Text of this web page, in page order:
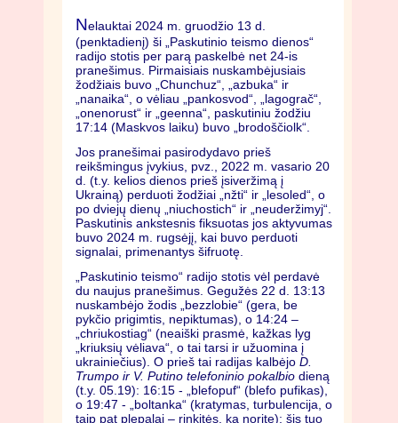
Nelauktai 2024 m. gruodžio 13 d.
(penktadienį) ši „Paskutinio teismo dienos“
radijo stotis per parą paskelbė net 24-is
pranešimus. Pirmaisiais nuskambėjusiais
žodžiais buvo „Chunchuz“, „azbuka“ ir
„nanaika“, o vėliau „pankosvod“, „lagograč“,
„onenorust“ ir „geenna“, paskutiniu žodžiu
17:14 (Maskvos laiku) buvo „brodoščiolk“.
Jos pranešimai pasirodydavo prieš
reikšmingus įvykius, pvz., 2022 m. vasario 20
d. (t.y. kelios dienos prieš įsiveržimą į
Ukrainą) perduoti žodžiai „nžti“ ir „lesoled“, o
po dviejų dienų „niuchostich“ ir „neuderžimyj“.
Paskutinis ankstesnis fiksuotas jos aktyvumas
buvo 2024 m. rugsėjį, kai buvo perduoti
signalai, primenantys šifruotę.
„Paskutinio teismo“ radijo stotis vėl perdavė
du naujus pranešimus. Gegužės 22 d. 13:13
nuskambėjo žodis „bezzlobie“ (gera, be
pykčio prigimtis, nepiktumas), o 14:24 –
„chriukostiag“ (neaiški prasmė, kažkas lyg
„kriuksių vėliava“, o tai tarsi ir užuomina į
ukrainiečius). O prieš tai radijas kalbėjo D.
Trumpo ir V. Putino telefoninio pokalbio dieną
(t.y. 05.19): 16:15 - „blefopuf“ (blefo pufikas),
o 19:47 - „boltanka“ (kratymas, turbulencija, o
taip pat plepalai – rinkitės, ką norite); šis tuo